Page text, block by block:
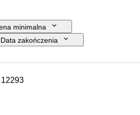
minimalna
Data zakończenia